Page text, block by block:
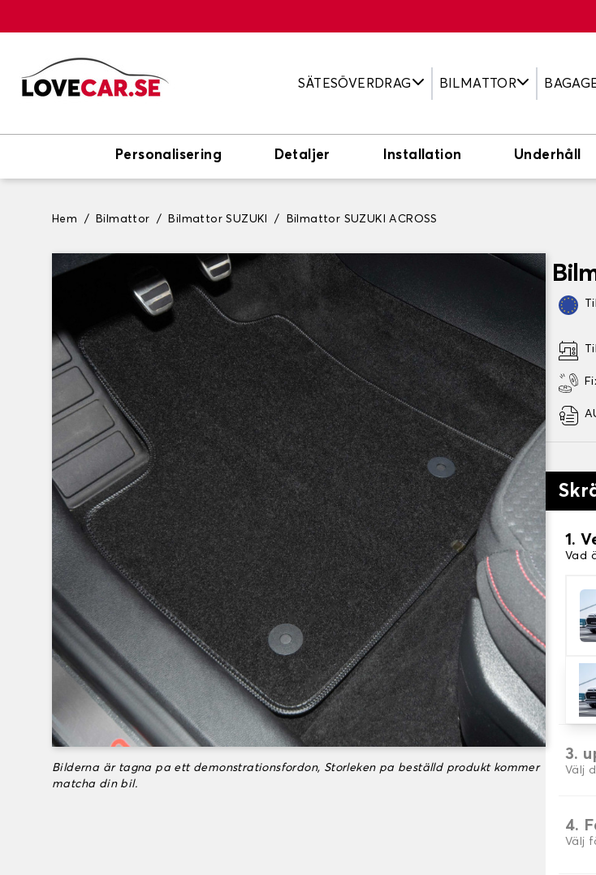
SÄTESÖVERDRAG BILMATTOR
Personalisering Detaljer Installation Underhåll
Hem Bilmattor Bilmattor SUZUKI Bilmattor SUZUKI ACROSS
Bilderna är tagna pa ett demonstrationsfordon, Storleken pa beställd produkt kommer
matcha din bil.
1.
Vad
2.
Välj
3.
Välj
4.
Välj